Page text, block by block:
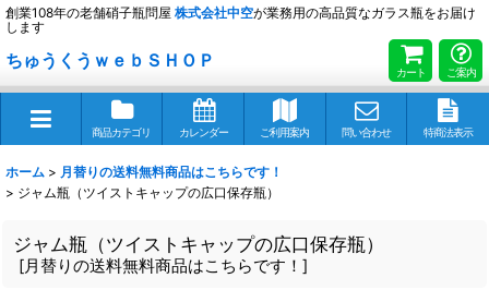
創業108年の老舗硝子瓶問屋 株式会社中空が業務用の高品質なガラス瓶をお届け
します
ちゅうくうｗｅｂＳＨＯＰ
カート ご案内
商品カテゴリ カレンダー ご利用案内 問い合わせ 特商法表示
ホーム > 月替りの送料無料商品はこちらです！
> ジャム瓶（ツイストキャップの広口保存瓶）
ジャム瓶（ツイストキャップの広口保存瓶）
[月替りの送料無料商品はこちらです！ ]